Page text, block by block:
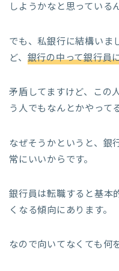
しようかなと思っている
でも、私銀行に結構いま
ど、 銀行の中って銀行員
矛盾してますけど、この
う人でもなんとかやって
なぜそうかというと、銀
常にいいからです。
銀行員は転職すると基本
くなる傾向にあります。
なので向いてなくても何